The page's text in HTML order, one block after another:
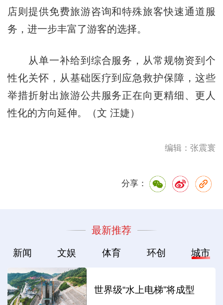
店则提供免费旅游咨询和特殊旅客快速通道服
务，进一步丰富了游客的选择。
从单一补给到综合服务，从常规物资到个
性化关怀，从基础医疗到应急救护保障，这些
举措折射出旅游公共服务正在向更精细、更人
性化的方向延伸。（文 汪婕）
编辑：张震寰
分享：
最新推荐
新闻 文娱 体育 环创 城市
世界级“水上电梯”将成型